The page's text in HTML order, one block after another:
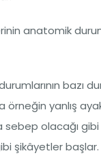
anatomik
bazı
örneğin yanlış
olacağı gibi
şikâyetler başlar.